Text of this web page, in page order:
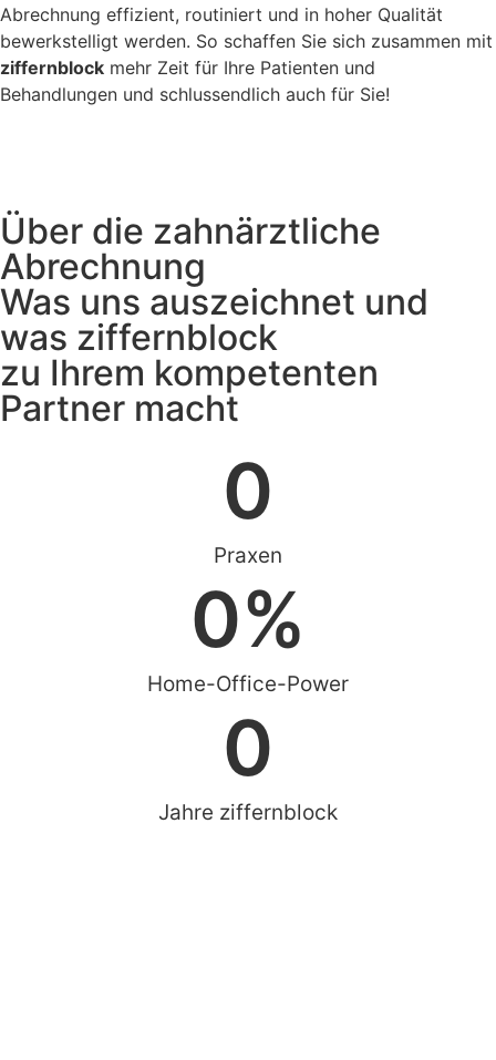
Abrechnung effizient, routiniert und in hoher Qualität
bewerkstelligt werden. So schaffen Sie sich zusammen mit
ziffernblock mehr Zeit für Ihre Patienten und
Behandlungen und schlussendlich auch für Sie!
Über die zahnärztliche
Abrechnung
Was uns auszeichnet und
was ziffernblock
zu Ihrem kompetenten
Partner macht​
Praxen
0
Home-Office-Power
0%
Jahre ziffernblock
0